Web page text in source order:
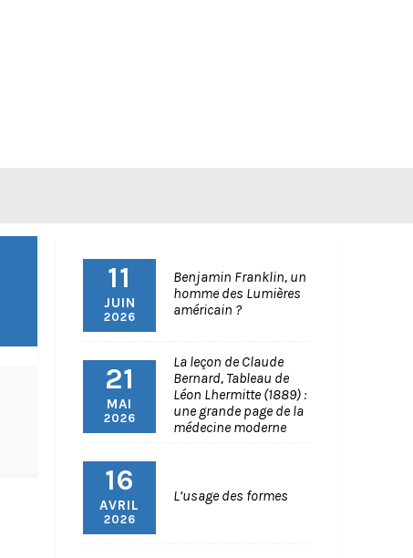
11
JUIN
2026
Benjamin Franklin, un
homme des Lumières
américain ?
21
MAI
2026
La leçon de Claude
Bernard, Tableau de
Léon Lhermitte (1889) :
une grande page de la
médecine moderne
16
AVRIL
2026
L’usage des formes